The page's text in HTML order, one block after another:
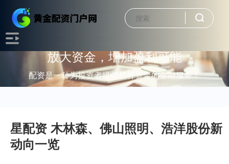
放大资金，增加盈利可能
配资是一种为投资者提供杠杆资金的金融服务！
星配资 木林森、佛山照明、浩洋股份新
动向一览